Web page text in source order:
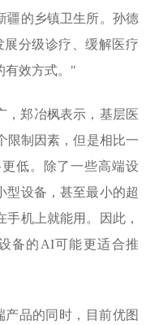
疆的乡镇卫生所。孙德
展分级诊疗、缓解医疗
有效方式。"
，郑冶枫表示，基层医
限制因素，但是相比一
低。除了一些高端设
型设备，甚至最小的超
机上就能用。因此，
备的 AI可能更适合推
产品的同时，目前优图